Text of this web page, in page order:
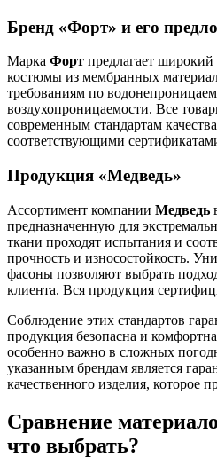
Бренд «Форт» и его
Марка Форт предлагает
костюмы из мембранных
требованиям по
воздухопроницаемости. Все
современным стандартам
соответствующими
Продукция «Медведь»
Ассортимент компании Медведь
предназначенную для
ткани проходят испытания и
прочность и износостойкость.
фасоны позволяют выбрать
клиента. Вся продукция
Соблюдение этих стандартов
продукция безопасна и
особенно важно в сложных
указанным брендам является
качественного изделия, которое
Сравнение
что выбрать?